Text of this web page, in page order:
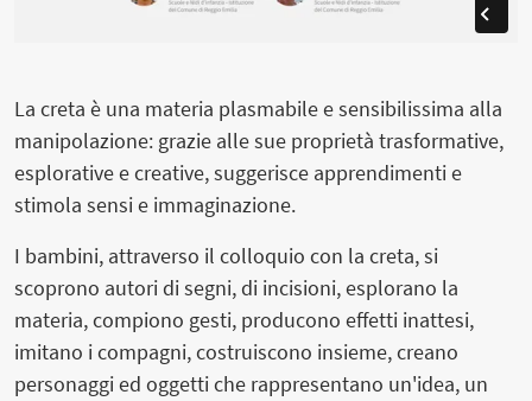
La creta è una materia plasmabile e sensibilissima alla
manipolazione: grazie alle sue proprietà trasformative,
esplorative e creative, suggerisce apprendimenti e
stimola sensi e immaginazione.
I bambini, attraverso il colloquio con la creta, si
scoprono autori di segni, di incisioni, esplorano la
materia, compiono gesti, producono effetti inattesi,
imitano i compagni, costruiscono insieme, creano
personaggi ed oggetti che rappresentano un'idea, un